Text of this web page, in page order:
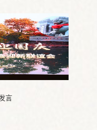
言